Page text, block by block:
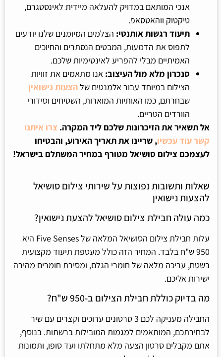
אנכי המותאם במדויק להעלאה מיידית לאינסטגרם,
טיקטוק ווהאטסאפ.
תיעוד רגשות אותנטי: הצלמים המיומנים שלנו יודעים
לתפוס את הדמעות, המבטים הנסתרים והחיוכים
האמיתיים מבלי להפריע לאינטימיות שלכם.
סנכרון מלא מול העיצוב: אנו מתאמים את זוויות
הצילום במיוחד עבור אלמנטים שלהצעות נישואין
שבחרתם, כמו האותיות המוארות, השטיחים וסידורי
הוורדים הטריים.
אל תשאיר את הזיכרונות שלכם ליד המקרה. צרו איתנו
קשר עוד עכשיו, שריינו את תאריך האירוע, והבטיחו
לעצמכם צילום סושיאל מטורף במחיר המשתלם בישראל!
שאלות ותשובות נפוצות על שירותי צילום סושיאל
להצעות נישואין
כמה עולה חבילת צילום סושיאל להצעת נישואין?
עלות חבילת צילום הסושיאל המלאה של Five Senses היא
950 ש"ח בלבד. המחיר הזה כולל מעטפת תיעוד מקצועית
בשטח, עריכה מלאה של חומרי הגלם, ומסירת חומרים מהירה
ישירות אליכם.
מה בדיוק כוללת חבילת הצילום ב-950 ש"ח?
החבילה מעניקה לכם 3 סרטונים ערוכים וקצרים עם שיר
לבחירתכם, המותאמים למגמות המובילות ברשתות. בנוסף,
אתם מקבלים סרטון הצעה מלא מתחלתו ועד סופו, ותמונות